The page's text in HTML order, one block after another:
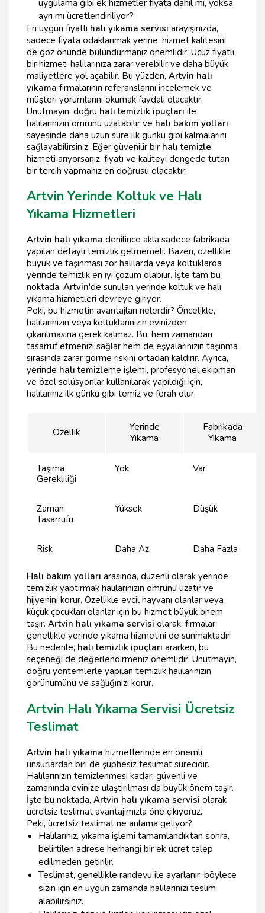
uygulama gibi ek hizmetler fiyata dahil mi, yoksa
ayrı mı ücretlendiriliyor?
En uygun fiyatlı halı yıkama servisi arayışınızda,
sadece fiyata odaklanmak yerine, hizmet kalitesini
de göz önünde bulundurmanız önemlidir. Ucuz fiyatlı
bir hizmet, halılarınıza zarar verebilir ve daha büyük
maliyetlere yol açabilir. Bu yüzden, Artvin halı
yıkama firmalarının referanslarını incelemek ve
müşteri yorumlarını okumak faydalı olacaktır.
Unutmayın, doğru halı temizlik ipuçları ile
halılarınızın ömrünü uzatabilir ve halı bakım yolları
sayesinde daha uzun süre ilk günkü gibi kalmalarını
sağlayabilirsiniz. Eğer güvenilir bir halı temizle
hizmeti arıyorsanız, fiyatı ve kaliteyi dengede tutan
bir tercih yapmanız en doğrusu olacaktır.
Artvin Yerinde Koltuk ve Halı
Yıkama Hizmetleri
Artvin halı yıkama denilince akla sadece fabrikada
yapılan detaylı temizlik gelmemeli. Bazen, özellikle
büyük ve taşınması zor halılarda veya koltuklarda
yerinde temizlik en iyi çözüm olabilir. İşte tam bu
noktada, Artvin'de sunulan yerinde koltuk ve halı
yıkama hizmetleri devreye giriyor.
Peki, bu hizmetin avantajları nelerdir? Öncelikle,
halılarınızın veya koltuklarınızın evinizden
çıkarılmasına gerek kalmaz. Bu, hem zamandan
tasarruf etmenizi sağlar hem de eşyalarınızın taşınma
sırasında zarar görme riskini ortadan kaldırır. Ayrıca,
yerinde halı temizleme işlemi, profesyonel ekipman
ve özel solüsyonlar kullanılarak yapıldığı için,
halılarınız ilk günkü gibi temiz ve ferah olur.
Özellik
Yerinde
Yıkama
Fabrikada
Yıkama
Taşıma
Gerekliliği
Yok Var
Zaman
Tasarrufu
Yüksek Düşük
Risk Daha Az Daha Fazla
Halı bakım yolları arasında, düzenli olarak yerinde
temizlik yaptırmak halılarınızın ömrünü uzatır ve
hijyenini korur. Özellikle evcil hayvanı olanlar veya
küçük çocukları olanlar için bu hizmet büyük önem
taşır. Artvin halı yıkama servisi olarak, firmalar
genellikle yerinde yıkama hizmetini de sunmaktadır.
Bu nedenle, halı temizlik ipuçları ararken, bu
seçeneği de değerlendirmeniz önemlidir. Unutmayın,
doğru yöntemlerle yapılan temizlik halılarınızın
görünümünü ve sağlığınızı korur.
Artvin Halı Yıkama Servisi Ücretsiz
Teslimat
Artvin halı yıkama hizmetlerinde en önemli
unsurlardan biri de şüphesiz teslimat sürecidir.
Halılarınızın temizlenmesi kadar, güvenli ve
zamanında evinize ulaştırılması da büyük önem taşır.
İşte bu noktada, Artvin halı yıkama servisi olarak
ücretsiz teslimat avantajımızla öne çıkıyoruz.
Peki, ücretsiz teslimat ne anlama geliyor?
Halılarınız, yıkama işlemi tamamlandıktan sonra,
belirtilen adrese herhangi bir ek ücret talep
edilmeden getirilir.
Teslimat, genellikle randevu ile ayarlanır, böylece
sizin için en uygun zamanda halılarınızı teslim
alabilirsiniz.